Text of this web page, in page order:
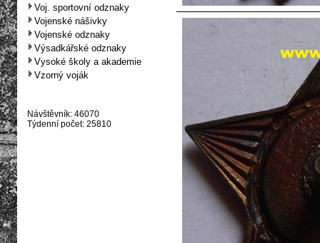
Voj. sportovní odznaky
Vojenské nášivky
Vojenské odznaky
Výsadkářské odznaky
Vysoké školy a akademie
Vzorný voják
Návštěvník: 46070
Týdenní počet: 25810